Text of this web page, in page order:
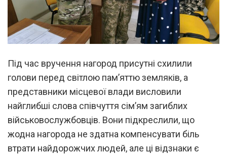
Під час вручення нагород присутні схилили
голови перед світлою пам’яттю земляків, а
представники місцевої влади висловили
найглибші слова співчуття сім’ям загиблих
військовослужбовців. Вони підкреслили, що
жодна нагорода не здатна компенсувати біль
втрати найдорожчих людей, але ці відзнаки є